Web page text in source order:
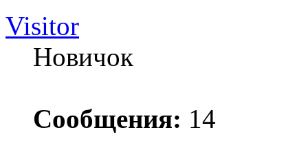
Visitor
Новичок
Сообщения: 14